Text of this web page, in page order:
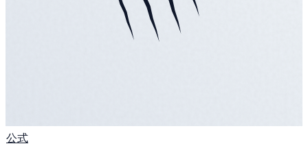
公式